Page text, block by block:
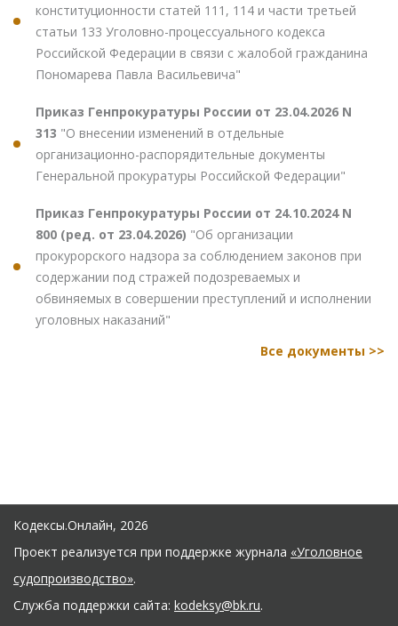
конституционности статей 111, 114 и части третьей
статьи 133 Уголовно-процессуального кодекса
Российской Федерации в связи с жалобой гражданина
Пономарева Павла Васильевича"
Приказ Генпрокуратуры России от 23.04.2026 N
313 "О внесении изменений в отдельные
организационно-распорядительные документы
Генеральной прокуратуры Российской Федерации"
Приказ Генпрокуратуры России от 24.10.2024 N
800 (ред. от 23.04.2026) "Об организации
прокурорского надзора за соблюдением законов при
содержании под стражей подозреваемых и
обвиняемых в совершении преступлений и исполнении
уголовных наказаний"
Все документы >>
Кодексы.Онлайн, 2026
Проект реализуется при поддержке журнала «Уголовное
судопроизводство».
Служба поддержки сайта: kodeksy@bk.ru.